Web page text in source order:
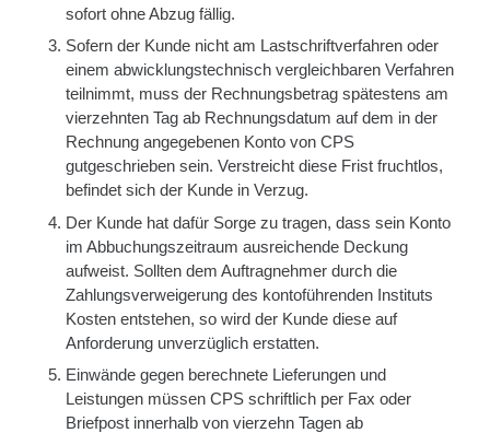
sofort ohne Abzug fällig.
Sofern der Kunde nicht am Lastschriftverfahren oder
einem abwicklungstechnisch vergleichbaren Verfahren
teilnimmt, muss der Rechnungsbetrag spätestens am
vierzehnten Tag ab Rechnungsdatum auf dem in der
Rechnung angegebenen Konto von CPS
gutgeschrieben sein. Verstreicht diese Frist fruchtlos,
befindet sich der Kunde in Verzug.
Der Kunde hat dafür Sorge zu tragen, dass sein Konto
im Abbuchungszeitraum ausreichende Deckung
aufweist. Sollten dem Auftragnehmer durch die
Zahlungsverweigerung des kontoführenden Instituts
Kosten entstehen, so wird der Kunde diese auf
Anforderung unverzüglich erstatten.
Einwände gegen berechnete Lieferungen und
Leistungen müssen CPS schriftlich per Fax oder
Briefpost innerhalb von vierzehn Tagen ab